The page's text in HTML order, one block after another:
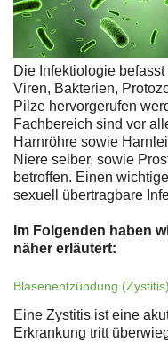
Die Infektiologie
Viren, Bakterien,
Pilze hervorgerufen
Fachbereich sind vor
Harnröhre sowie
Niere selber, sowie
betroffen. Einen
sexuell übertragbare
Im Folgenden haben
näher erläutert:
Blasenentzündung (Zystitis)
Eine Zystitis ist eine
Erkrankung tritt